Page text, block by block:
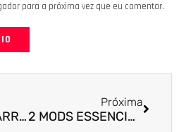
para a próxima vez que eu comentar.
12 MODS DE CARROS PARA PROJECT ZOMBOID – CAVALO CARROS
Próxima
2 MODS ESSENCIAIS PARA PROJECT ZOMBOID EM 2023